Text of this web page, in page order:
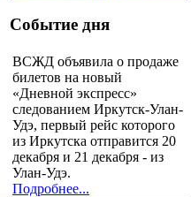
Событие дня
ВСЖД объявила о продаже
билетов на новый
«Дневной экспресс»
следованием Иркутск-Улан-
Удэ, первый рейс которого
из Иркутска отправится 20
декабря и 21 декабря - из
Улан-Удэ.
Подробнее...